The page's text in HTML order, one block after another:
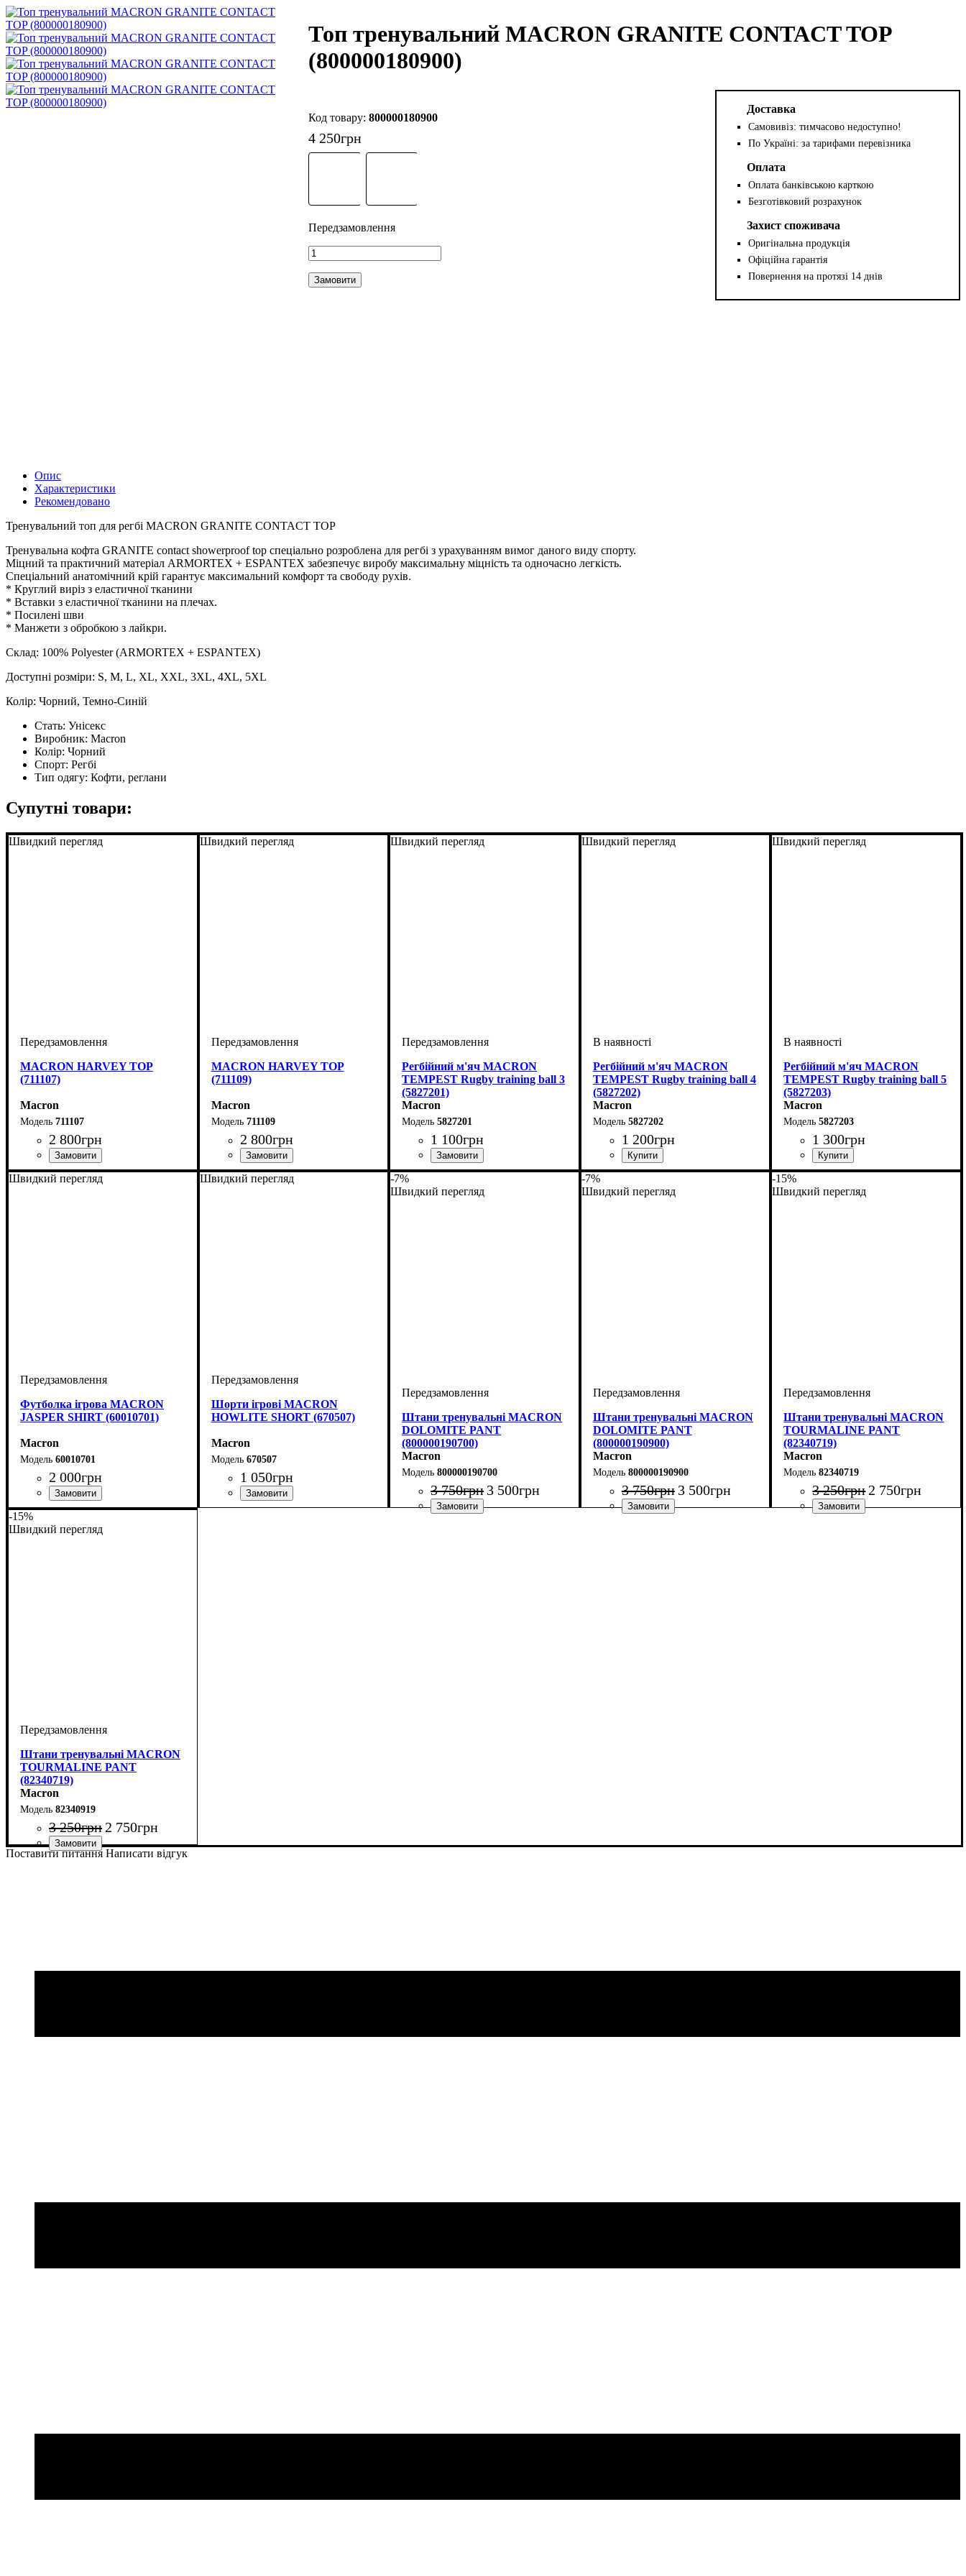
Топ тренувальний MACRON GRANITE CONTACT TOP
(800000180900)
800000180900
4 250грн
Замовити
Доставка
Самовивіз: тимчасово недоступно!
По Україні: за тарифами перевізника
Оплата
Оплата банківською карткою
Безготівковий розрахунок
Захист споживача
Оригінальна продукція
Офіційна гарантія
Повернення на протязі 14 днів
Опис
Характеристики
Рекомендовано
Тренувальний топ для регбі MACRON GRANITE CONTACT TOP
Тренувальна кофта GRANITE contact showerproof top спеціально розроблена для регбі з урахуванням вимог даного виду спорту.
Міцний та практичний матеріал ARMORTEX + ESPANTEX забезпечує виробу максимальну міцність та одночасно легкість.
Спеціальний анатомічний крій гарантує максимальний комфорт та свободу рухів.
* Круглий виріз з еластичної тканини
* Вставки з еластичної тканини на плечах.
* Посилені шви
* Манжети з обробкою з лайкри.
Склад: 100% Polyester (ARMORTEX + ESPANTEX)
Доступні розміри: S, M, L, XL, XXL, 3XL, 4XL, 5XL
Колір: Чорний, Темно-Синій
Стать: Унісекс
Виробник: Macron
Колір: Чорний
Спорт: Регбі
Тип одягу: Кофти, реглани
Супутні товари:
Швидкий перегляд
MACRON HARVEY TOP
(711107)
Macron
711107
2 800грн
Виробник: Macron
Колір: Темно-синій
Швидкий перегляд
MACRON HARVEY TOP
(711109)
Macron
711109
2 800грн
Виробник: Macron
Колір: Чорний
Швидкий перегляд
Регбійний м'яч MACRON
TEMPEST Rugby training ball 3
(5827201)
Macron
5827201
1 100грн
Стать: Дитяче
Виробник: Macron
Колір: Білий
Спорт: Регбі
Швидкий перегляд
Регбійний м'яч MACRON
TEMPEST Rugby training ball 4
(5827202)
Macron
5827202
1 200грн
Стать: Дитяче, Жіночий
Виробник: Macron
Колір: Білий
Швидкий перегляд
Регбійний м'яч MACRON
TEMPEST Rugby training ball 5
(5827203)
Macron
5827203
1 300грн
Стать: Унісекс
Виробник: Macron
Колір: Білий
Спорт: Регбі
Швидкий перегляд
Футболка ігрова MACRON
JASPER SHIRT (60010701)
Macron
60010701
2 000грн
Стать: Унісекс
Виробник: Macron
Колір: Темно-синій
Швидкий перегляд
Шорти ігрові MACRON
HOWLITE SHORT (670507)
Macron
670507
1 050грн
Стать: Унісекс, Дитяче
Виробник: Macron
Колір: Темно-синій
Спорт: Регбі
-7%
Швидкий перегляд
Штани тренувальні MACRON
DOLOMITE PANT
(800000190700)
Macron
800000190700
3 750грн 3 500грн
-7%
Швидкий перегляд
Штани тренувальні MACRON
DOLOMITE PANT
(800000190900)
Macron
800000190900
3 750грн 3 500грн
-15%
Швидкий перегляд
Штани тренувальні MACRON
TOURMALINE PANT
(82340719)
Macron
82340719
3 250грн 2 750грн
-15%
Швидкий перегляд
Штани тренувальні MACRON
TOURMALINE PANT
(82340719)
Macron
82340919
3 250грн 2 750грн
Стать: Унісекс
Виробник: Macron
Колір: Чорний
Поставити питання Написати відгук